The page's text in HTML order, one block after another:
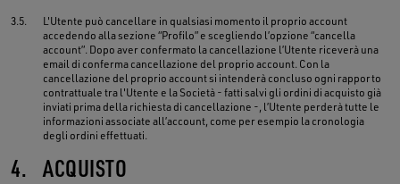
3.5.
L'Utente può cancellare in qualsiasi momento il proprio account
accedendo alla sezione “Profilo” e scegliendo l’opzione “cancella
account”. Dopo aver confermato la cancellazione l’Utente riceverà una
email di conferma cancellazione del proprio account. Con la
cancellazione del proprio account si intenderà concluso ogni rapporto
contrattuale tra l'Utente e la Società - fatti salvi gli ordini di acquisto già
inviati prima della richiesta di cancellazione -, l’Utente perderà tutte le
informazioni associate all’account, come per esempio la cronologia
degli ordini effettuati.
4. ACQUISTO